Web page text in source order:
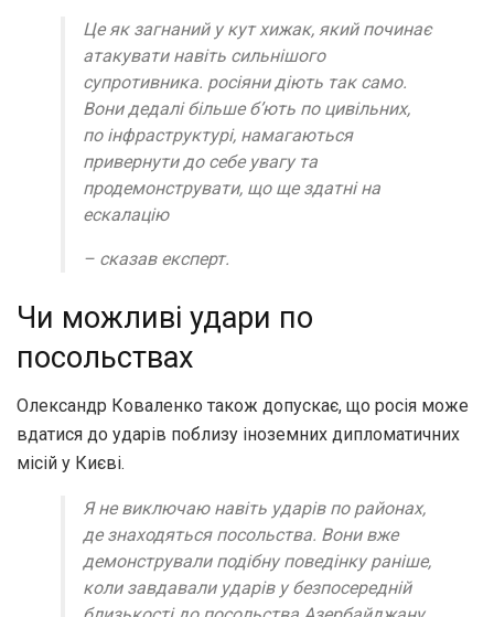
Це як загнаний у кут хижак, який починає
атакувати навіть сильнішого
супротивника. росіяни діють так само.
Вони дедалі більше б’ють по цивільних,
по інфраструктурі, намагаються
привернути до себе увагу та
продемонструвати, що ще здатні на
ескалацію
– сказав експерт.
Чи можливі удари по
посольствах
Олександр Коваленко також допускає, що росія може
вдатися до ударів поблизу іноземних дипломатичних
місій у Києві.
Я не виключаю навіть ударів по районах,
де знаходяться посольства. Вони вже
демонстрували подібну поведінку раніше,
коли завдавали ударів у безпосередній